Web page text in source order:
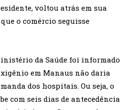
voltou atrás em sua
o comércio seguisse
da Saúde foi informado
em Manaus não daria
dos hospitais. Ou seja, o
com seis dias de antecedência